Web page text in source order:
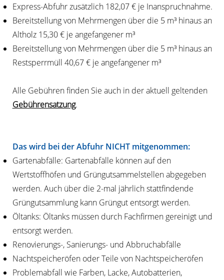
Express-Abfuhr zusätzlich 182,07 € je Inanspruchnahme.
Bereitstellung von Mehrmengen über die 5 m³ hinaus an
Altholz 15,30 € je angefangener m³
Bereitstellung von Mehrmengen über die 5 m³ hinaus an
Restsperrmüll 40,67 € je angefangener m³
Alle Gebühren finden Sie auch in der aktuell geltenden
Gebührensatzung.
Das wird bei der Abfuhr NICHT mitgenommen:
Gartenabfälle: Gartenabfälle können auf den
Wertstoffhöfen und Grüngutsammelstellen abgegeben
werden. Auch über die 2-mal jährlich stattfindende
Grüngutsammlung kann Grüngut entsorgt werden.
Öltanks: Öltanks müssen durch Fachfirmen gereinigt und
entsorgt werden.
Renovierungs-, Sanierungs- und Abbruchabfälle
Nachtspeicheröfen oder Teile von Nachtspeicheröfen
Problemabfall wie Farben, Lacke, Autobatterien,